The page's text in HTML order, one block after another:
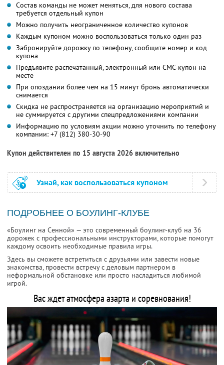
Состав команды не может меняться, для нового состава
требуется отдельный купон
Можно получить неограниченное количество купонов
Каждым купоном можно воспользоваться только один раз
Забронируйте дорожку по телефону, сообщите номер и код
купона
Предъявите распечатанный, электронный или СМС-купон на
месте
При опоздании более чем на 15 минут бронь автоматически
снимается
Скидка не распространяется на организацию мероприятий и
не суммируется с другими спецпредложениями компании
Информацию по условиям акции можно уточнить по телефону
компании: +7 (812) 380-30-90
Купон действителен по 15 августа 2026 включительно
Узнай, как воспользоваться купоном
ПОДРОБНЕЕ О БОУЛИНГ-КЛУБЕ
«Боулинг на Сенной» — это современный боулинг-клуб на 36
дорожек с профессиональными инструкторами, которые помогут
каждому освоить необходимые правила игры.
Здесь вы сможете встретиться с друзьями или завести новые
знакомства, провести встречу с деловым партнером в
неформальной обстановке или просто насладиться любимой
игрой.
Вас ждет атмосфера азарта и соревнования!